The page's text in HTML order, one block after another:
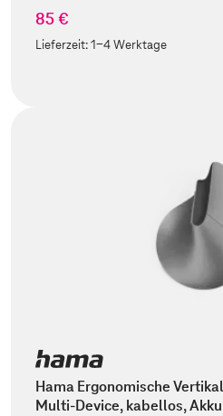
85 €
Lieferzeit:1-4 Werktage
Hama Ergonomische
Multi-Device, kabellos, Akku